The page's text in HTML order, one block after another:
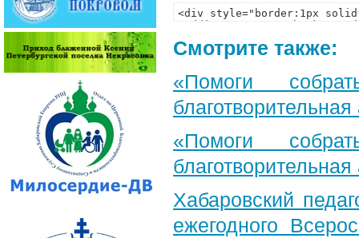
Смотрите также:
«Помоги
«Помоги
Хабаровский
ежегодного